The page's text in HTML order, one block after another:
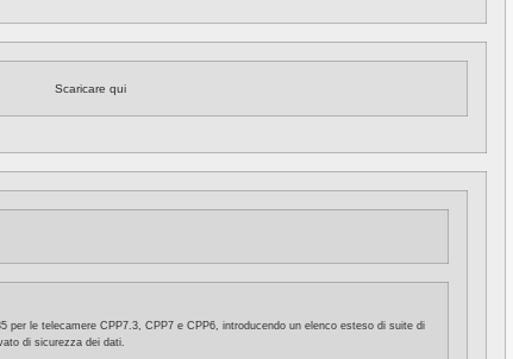
Scaricare qui
per le telecamere CPP7.3, CPP7 e CPP6, introducendo un elenco esteso di suite di
di sicurezza dei dati.